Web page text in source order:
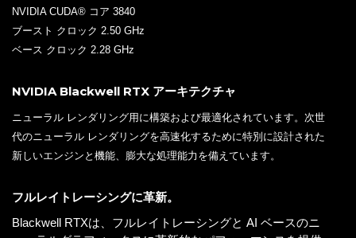
NVIDIA CUDA® コア 3840
ブースト クロック 2.50 GHz
ベース クロック 2.28 GHz
NVIDIA Blackwell RTX アーキテクチャ
ニューラル レンダリング用に構築および最適化されています。次世
代のニューラル レンダリングを高速化するために特別に設計された
新しいエンジンと機能、膨大な処理能力を備えています。
フルレイトレーシングに革新。
Blackwell RTXは、フルレイトレーシングと AI ベースのニ